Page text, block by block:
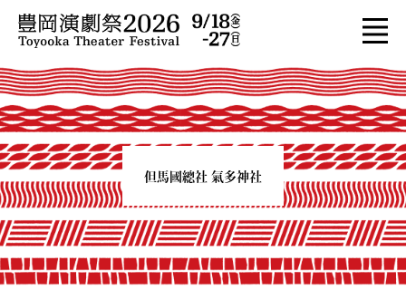
但馬國總社 氣多神社